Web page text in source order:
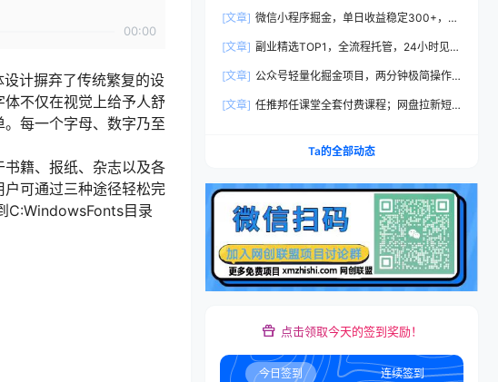
00:00
计摒弃了传统繁复的设
不仅在视觉上给予人舒
每一个字母、数字乃至
籍、报纸、杂志以及各
可通过三种途径轻松完
C:WindowsFonts目录
[文章] 微信小程序掘金，单日收益稳定300+，四
[文章] 副业精选TOP1，全流程托管，24小时见收
[文章] 公众号轻量化掘金项目，两分钟极简操作
[文章] 任推邦任课堂全套付费课程；网盘拉新短
Ta的全部动态
点击领取今天的签到奖励！
今日签到 连续签到